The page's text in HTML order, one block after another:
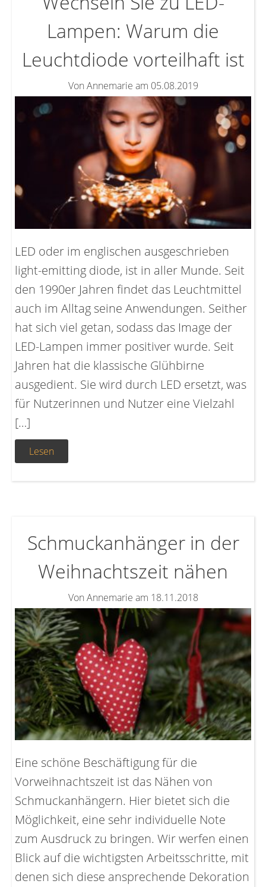
Lampen: Warum die
Leuchtdiode vorteilhaft ist
Von Annemarie am 05.08.2019
LED oder im englischen ausgeschrieben
light-emitting diode, ist in aller Munde. Seit
den 1990er Jahren findet das Leuchtmittel
auch im Alltag seine Anwendungen. Seither
hat sich viel getan, sodass das Image der
LED-Lampen immer positiver wurde. Seit
Jahren hat die klassische Glühbirne
ausgedient. Sie wird durch LED ersetzt, was
für Nutzerinnen und Nutzer eine Vielzahl
[…]
Lesen
Schmuckanhänger in der
Weihnachtszeit nähen
Von Annemarie am 18.11.2018
Eine schöne Beschäftigung für die
Vorweihnachtszeit ist das Nähen von
Schmuckanhängern. Hier bietet sich die
Möglichkeit, eine sehr individuelle Note
zum Ausdruck zu bringen. Wir werfen einen
Blick auf die wichtigsten Arbeitsschritte, mit
denen sich diese ansprechende Dekoration